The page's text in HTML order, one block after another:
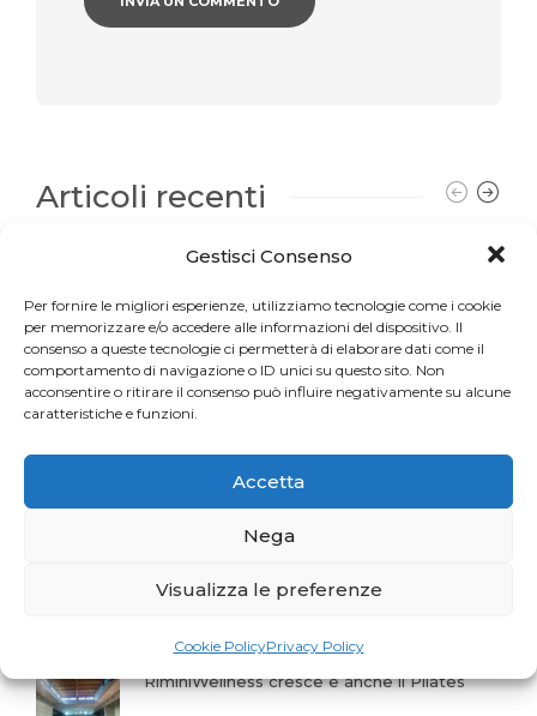
Gestisci Consenso
Per fornire le migliori esperienze, utilizziamo tecnologie come i cookie
per memorizzare e/o accedere alle informazioni del dispositivo. Il
consenso a queste tecnologie ci permetterà di elaborare dati come il
comportamento di navigazione o ID unici su questo sito. Non
acconsentire o ritirare il consenso può influire negativamente su alcune
caratteristiche e funzioni.
Accetta
Nega
Visualizza le preferenze
Cookie PolicyPrivacy Policy
Articoli recenti
Una sfida per gli appassionati del Pilates
La storia del mese. Liberarsi dal dolore
RiminiWellness cresce e anche il Pilates